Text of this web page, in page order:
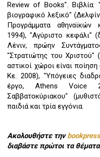
Review of Books". Βιβλία:
βιογραφικό λεξικό"
Προγράμματα αθηναϊκών
1994), "Αγύριστο κεφάλι"
Λένιν, πρώην
"Στρατιώτης του Χριστού"
αστικοί χώροι είναι
Κε. 2008), "Υπόγειες
έργο, Αthens Voice
Σαββατοκύριακου"
παιδιά και τρία εγγόνια.
Ακολουθήστε την
διαβάστε πρώτοι τα